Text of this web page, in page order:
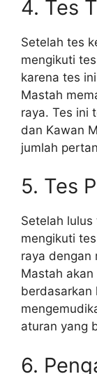
4. Tes
Setelah tes
mengikuti
karena tes
Mastah
raya. Tes ini
dan Kawan
jumlah
5. Tes
Setelah
mengikuti
raya dengan
Mastah akan
berdasarkan
aturan yang
6.